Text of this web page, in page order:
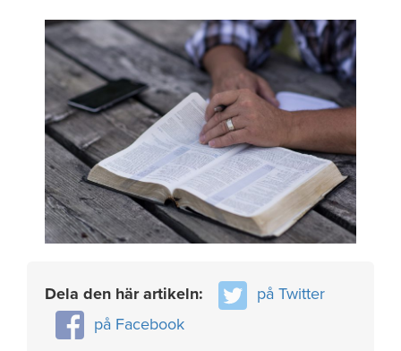
Dela den här artikeln:
på Twitter
på Facebook